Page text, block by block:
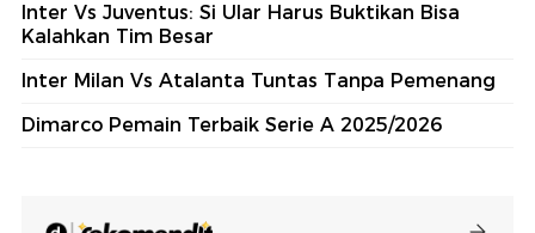
Inter Vs Juventus: Si Ular Harus Buktikan Bisa
Kalahkan Tim Besar
Inter Milan Vs Atalanta Tuntas Tanpa Pemenang
Dimarco Pemain Terbaik Serie A 2025/2026